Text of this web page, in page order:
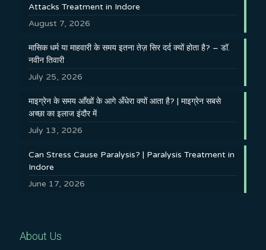
Attacks Treatment in Indore
August 7, 2026
मासिक धर्म या माहवारी के समय इतना तेज़ सिर दर्द क्यों होता है? – डॉ.
नवीन तिवारी
July 25, 2026
माइग्रेन के समय आँखों के आगे अँधेरा क्यों आता है? | माइग्रेन सबसे
अच्छा का इलाज इंदौर में
July 13, 2026
Can Stress Cause Paralysis? | Paralysis Treatment in
Indore
June 17, 2026
About Us